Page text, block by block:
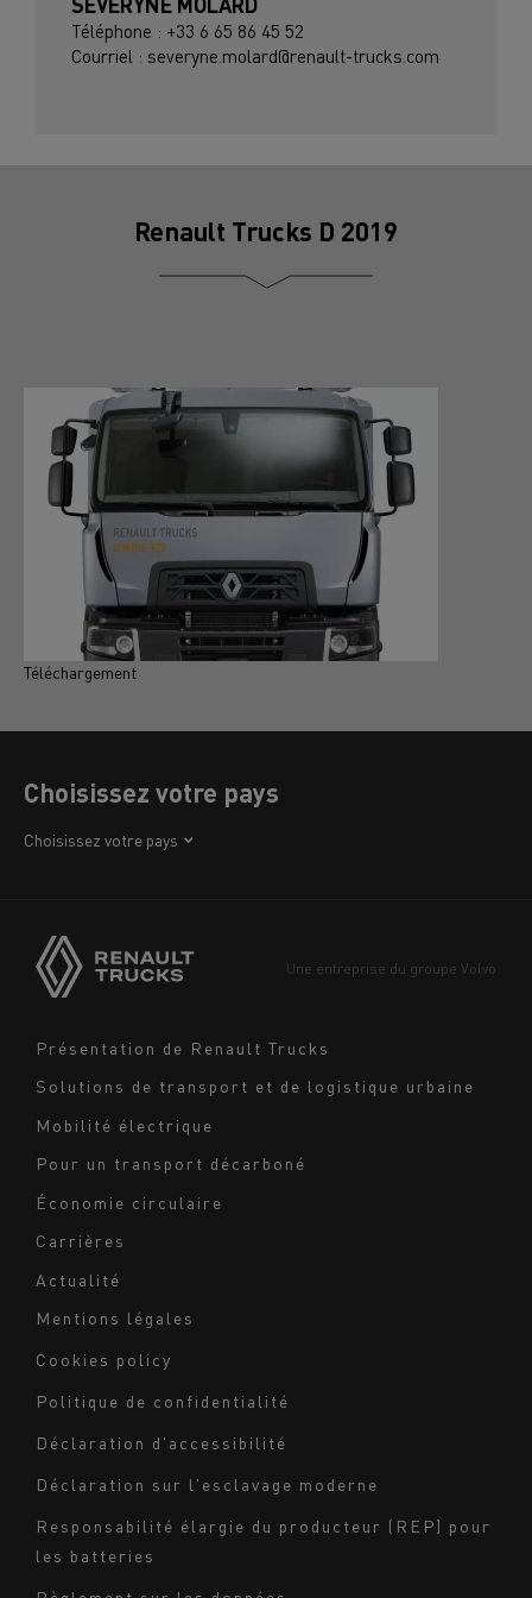
Téléphone : +33 6 65 86 45 52
Courriel : severyne.molard@renault-trucks.com
Renault Trucks D 2019
Téléchargement
Choisissez votre pays
Choisissez votre pays
Europe
Navigation
footer
Présentation de Renault Trucks
Solutions de transport et de logistique urbaine
Mobilité électrique
Pour un transport décarboné
Économie circulaire
Carrières
Actualité
Une entreprise du groupe Volvo
bas
de
page
-
Milieu
Mentions légales
Cookies policy
Politique de confidentialité
Déclaration d'accessibilité
Déclaration sur l'esclavage moderne
Responsabilité élargie du producteur (REP) pour
les batteries